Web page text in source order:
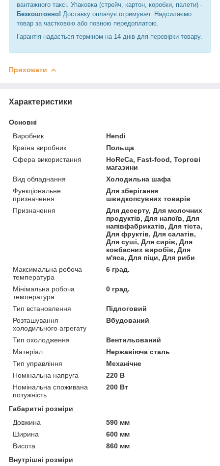
вантажного таксі. Упаковка (стрейч, картон, коробки, палети) -
Безкоштовно! Доставку оплачує отримувач. Надсилаємо
товар за частковою або повною передоплатою.
Гарантія надається терміном на 14 днів для перевірки товару.
Приховати
Характеристики
Основні
Виробник
Hendi
Країна виробник
Польща
Сфера використання
HoReCa, Fast-food, Торгові
магазини
Вид обладнання
Холодильна шафа
Функціональне
призначення
Для зберігання
швидкопсувних товарів
Призначення
Для десерту, Для молочних
продуктів, Для напоїв, Для
напівфабрикатів, Для тіста,
Для фруктів, Для салатів,
Для суші, Для сирів, Для
ковбасних виробів, Для
м'яса, Для піци, Для риби
Максимальна робоча
температура
6 град.
Мінімальна робоча
температура
0 град.
Тип встановлення
Підлоговий
Розташування
холодильного агрегату
Вбудований
Тип охолодження
Вентильований
Матеріал
Нержавіюча сталь
Тип управління
Механічне
Номінальна напруга
220 В
Номінальна споживана
потужність
200 Вт
Габаритні розміри
Довжина
590 мм
Ширина
600 мм
Висота
860 мм
Внутрішні розміри